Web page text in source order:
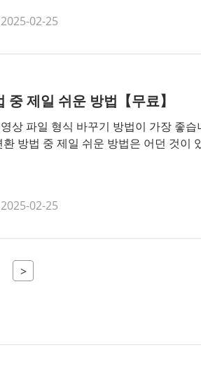
2025-02-25
제일 쉬운 방법【무료】
상 파일 형식 바꾸기 방법이 가장 좋습
방법 중 제일 쉬운 방법은 어던 것이
2025-02-25
>